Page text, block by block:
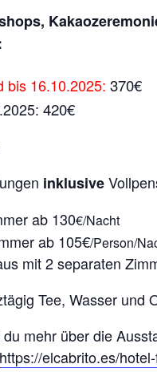
bis 16.10.2025: 370€
420€
inklusive
ab 130€/Nacht
ab 105€/Person/
mit 2 separaten
Tee, Wasser und
mehr über die
https://elcabrito.es/